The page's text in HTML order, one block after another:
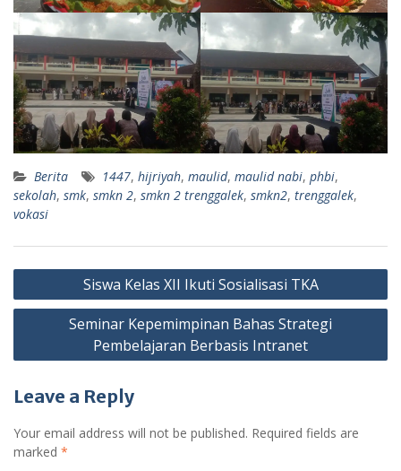
Berita 1447, hijriyah, maulid, maulid nabi, phbi,
sekolah, smk, smkn 2, smkn 2 trenggalek, smkn2, trenggalek,
vokasi
Post
navigation
Siswa Kelas XII Ikuti Sosialisasi TKA
Seminar Kepemimpinan Bahas Strategi
Pembelajaran Berbasis Intranet
Leave a Reply
Your email address will not be published. Required fields are
marked *